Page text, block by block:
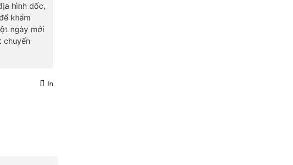
hình dốc,
khám
ngày mới
chuyến
In